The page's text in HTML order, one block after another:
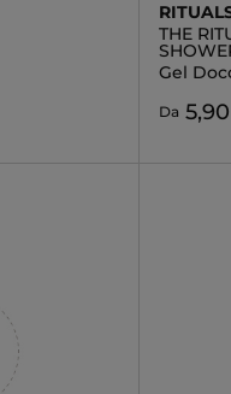
THE
Gel
Da